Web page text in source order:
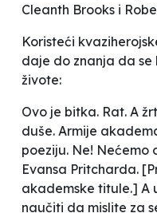
Cleanth Brooks i
Koristeći
daje do znanja da se
živote:
Ovo je bitka. Rat. A
duše. Armije
poeziju. Ne! Nećemo
Evansa Pritcharda.
akademske titule.] A
naučiti da mislite za